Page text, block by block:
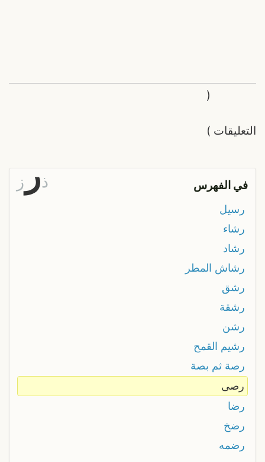
التعليقات
(
)
في الفهرس ذر ز
رسيل
رشاء
رشاد
رشاش المطر
رشق
رشقة
رشن
رشيم القمح
رصة ثم بصة
رصى
رضا
رضخ
رضمه